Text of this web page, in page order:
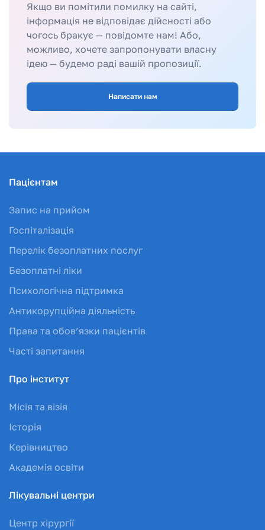
Якщо ви помітили помилку на сайті,
інформація не відповідає дійсності або
чогось бракує — повідомте нам! Або,
можливо, хочете запропонувати власну
ідею — будемо раді вашій пропозиції.
Написати нам
Пацієнтам
Запис на прийом
Госпіталізація
Перелік безоплатних послуг
Безоплатні ліки
Психологічна підтримка
Антикорупційна діяльність
Права та обов’язки пацієнтів
Часті запитання
Про інститут
Місія та візія
Історія
Керівництво
Академія освіти
Лікувальні центри
Центр хірургії